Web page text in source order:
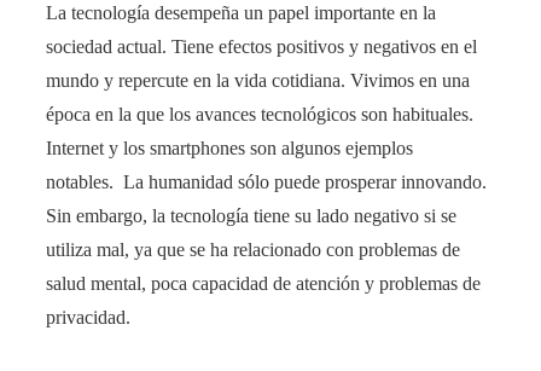
La tecnología desempeña un papel importante en la
sociedad actual. Tiene efectos positivos y negativos en el
mundo y repercute en la vida cotidiana. Vivimos en una
época en la que los avances tecnológicos son habituales.
Internet y los smartphones son algunos ejemplos
notables. La humanidad sólo puede prosperar innovando.
Sin embargo, la tecnología tiene su lado negativo si se
utiliza mal, ya que se ha relacionado con problemas de
salud mental, poca capacidad de atención y problemas de
privacidad.